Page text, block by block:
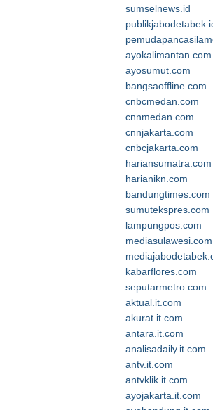
sumselnews.id
ayokalimantan.com
ayosumut.com
bangsaoffline.com
cnbcmedan.com
cnnmedan.com
cnnjakarta.com
cnbcjakarta.com
hariansumatra.com
harianikn.com
bandungtimes.com
sumutekspres.com
lampungpos.com
mediasulawesi.com
kabarflores.com
seputarmetro.com
aktual.it.com
akurat.it.com
antara.it.com
analisadaily.it.com
antv.it.com
antvklik.it.com
ayojakarta.it.com